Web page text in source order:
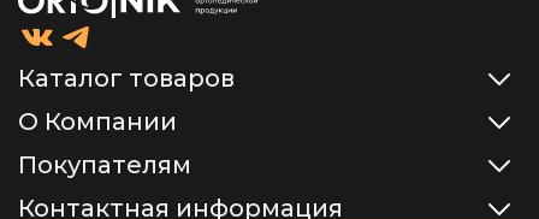
Каталог товаров
О Компании
Покупателям
Контактная информация